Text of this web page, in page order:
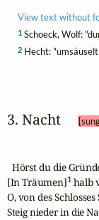
View text without
1Schoeck, Wolf:
2Hecht:
3. Nacht
Hörst du die
[In Träumen]1 halb
O, von des
Steig nieder in die